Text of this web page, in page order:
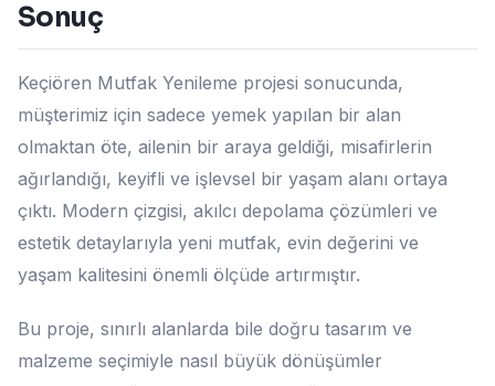
Sonuç
Keçiören Mutfak Yenileme projesi sonucunda,
müşterimiz için sadece yemek yapılan bir alan
olmaktan öte, ailenin bir araya geldiği, misafirlerin
ağırlandığı, keyifli ve işlevsel bir yaşam alanı ortaya
çıktı. Modern çizgisi, akılcı depolama çözümleri ve
estetik detaylarıyla yeni mutfak, evin değerini ve
yaşam kalitesini önemli ölçüde artırmıştır.
Bu proje, sınırlı alanlarda bile doğru tasarım ve
malzeme seçimiyle nasıl büyük dönüşümler